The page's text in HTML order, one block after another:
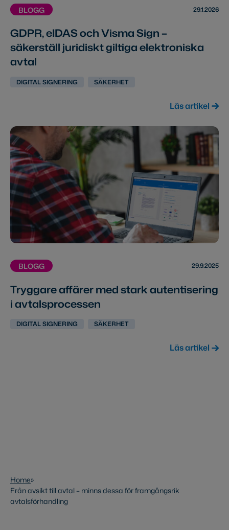
BLOGG 29.1.2026
GDPR, eIDAS och Visma Sign –
säkerställ juridiskt giltiga elektroniska
avtal
DIGITAL SIGNERING SÄKERHET
Läs artikel
BLOGG 29.9.2025
Tryggare affärer med stark autentisering
i avtalsprocessen
DIGITAL SIGNERING SÄKERHET
Läs artikel
Home»
Från avsikt till avtal – minns dessa för framgångsrik
avtalsförhandling